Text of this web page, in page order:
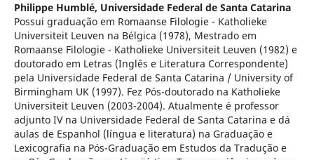
Philippe Humblé, Universidade Federal de Santa Catarina
Possui graduação em Romaanse Filologie - Katholieke
Universiteit Leuven na Bélgica (1978), Mestrado em
Romaanse Filologie - Katholieke Universiteit Leuven (1982) e
doutorado em Letras (Inglês e Literatura Correspondente)
pela Universidade Federal de Santa Catarina / University of
Birmingham UK (1997). Fez Pós-doutorado na Katholieke
Universiteit Leuven (2003-2004). Atualmente é professor
adjunto IV na Universidade Federal de Santa Catarina e dá
aulas de Espanhol (língua e literatura) na Graduação e
Lexicografia na Pós-Graduação em Estudos da Tradução e